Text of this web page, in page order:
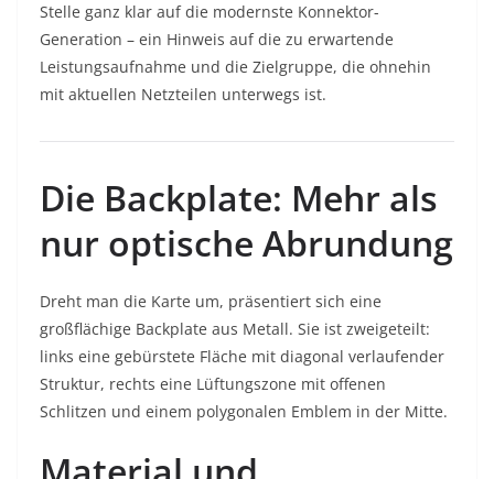
Stelle ganz klar auf die modernste Konnektor-
Generation – ein Hinweis auf die zu erwartende
Leistungsaufnahme und die Zielgruppe, die ohnehin
mit aktuellen Netzteilen unterwegs ist.
Die Backplate: Mehr als
nur optische Abrundung
Dreht man die Karte um, präsentiert sich eine
großflächige Backplate aus Metall. Sie ist zweigeteilt:
links eine gebürstete Fläche mit diagonal verlaufender
Struktur, rechts eine Lüftungszone mit offenen
Schlitzen und einem polygonalen Emblem in der Mitte.